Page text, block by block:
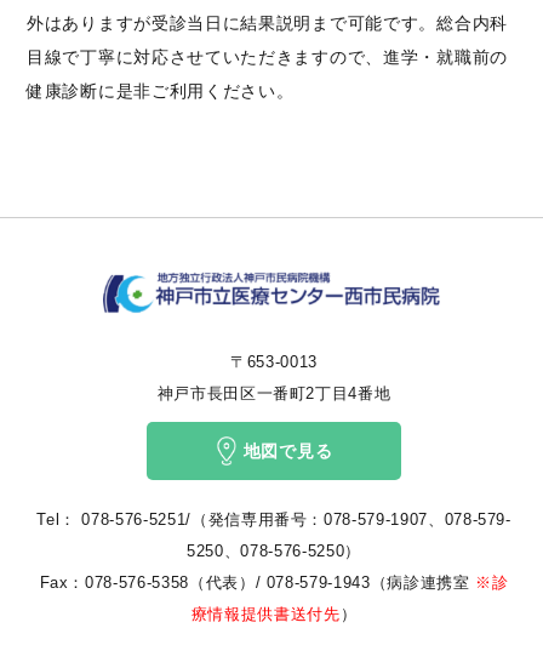
外はありますが受診当日に結果説明まで可能です。総合内科
目線で丁寧に対応させていただきますので、進学・就職前の
健康診断に是非ご利用ください。
〒653-0013
神戸市長田区一番町2丁目4番地
地図で見る
Tel：
078-576-5251/（発信専用番号：078-579-1907、078-579-
5250、078-576-5250）
Fax：078-576-5358（代表）/ 078-579-1943（病診連携室 ※診
療情報提供書送付先 ）